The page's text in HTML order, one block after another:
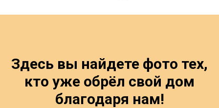
Здесь вы найдете фото тех,
кто уже обрёл свой дом
благодаря нам!